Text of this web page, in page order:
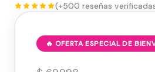
(+500 reseñas
🔥 OFERTA ESPECIAL DE